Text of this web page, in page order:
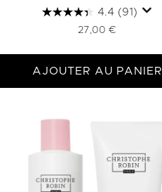
4.4 (91)
27,00 €
AJOUTER AU PANIER